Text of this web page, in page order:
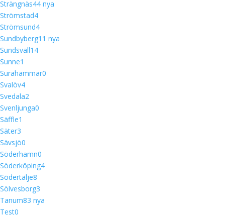
Strängnäs44 nya
Strömstad4
Strömsund4
Sundbyberg1 1 nya
Sundsvall14
Sunne1
Surahammar0
Svalöv4
Svedala2
Svenljunga0
Säffle1
Säter3
Sävsjö0
Söderhamn0
Söderköping4
Södertälje8
Sölvesborg3
Tanum83 nya
Test0